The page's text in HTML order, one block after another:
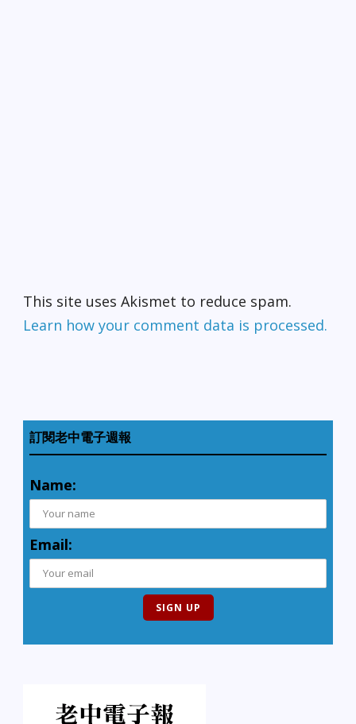
This site uses Akismet to reduce spam.
Learn how your comment data is processed.
訂閱老中電子週報
Name:
Email: